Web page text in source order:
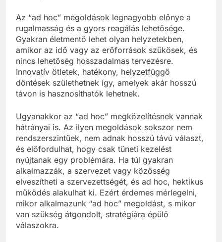
Az “ad hoc” megoldások legnagyobb előnye a
rugalmasság és a gyors reagálás lehetősége.
Gyakran életmentő lehet olyan helyzetekben,
amikor az idő vagy az erőforrások szűkösek, és
nincs lehetőség hosszadalmas tervezésre.
Innovatív ötletek, hatékony, helyzetfüggő
döntések születhetnek így, amelyek akár hosszú
távon is hasznosíthatók lehetnek.
Ugyanakkor az “ad hoc” megközelítésnek vannak
hátrányai is. Az ilyen megoldások sokszor nem
rendszerszintűek, nem adnak hosszú távú választ,
és előfordulhat, hogy csak tüneti kezelést
nyújtanak egy problémára. Ha túl gyakran
alkalmazzák, a szervezet vagy közösség
elveszítheti a szervezettségét, és ad hoc, hektikus
működés alakulhat ki. Ezért érdemes mérlegelni,
mikor alkalmazunk “ad hoc” megoldást, s mikor
van szükség átgondolt, stratégiára épülő
válaszokra.